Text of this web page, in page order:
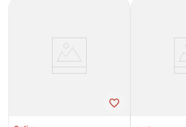
roche posay